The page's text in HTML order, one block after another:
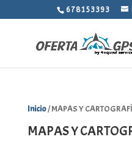
678153393
Inicio/ MAPAS Y
MAPAS Y